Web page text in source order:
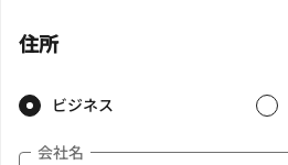
住所
ビジネス
会社名